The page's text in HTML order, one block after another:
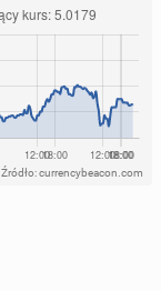
Źródło: currencybeacon.com